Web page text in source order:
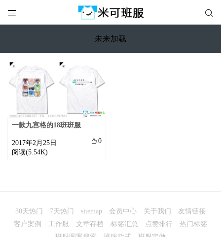
 
未来加载
一款九宫格的18班班服
 0
2017年2月25日
阅读(5.54K)
30天热门 7天热门 sitemap 会员中心 关于我们
友情链接
客户案例
工作服 文章存档 标签汇总 点赞排行
热门标签